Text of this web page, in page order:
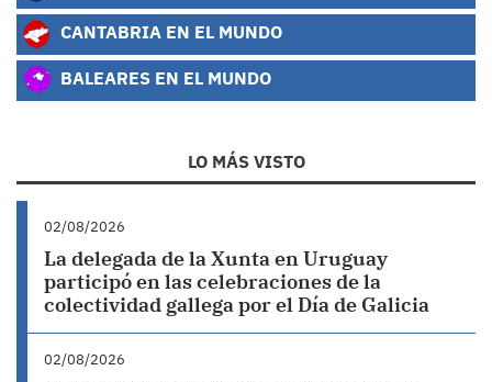
CANTABRIA EN EL MUNDO
BALEARES EN EL MUNDO
LO MÁS VISTO
02/08/2026
La delegada de la Xunta en Uruguay
participó en las celebraciones de la
colectividad gallega por el Día de Galicia
02/08/2026